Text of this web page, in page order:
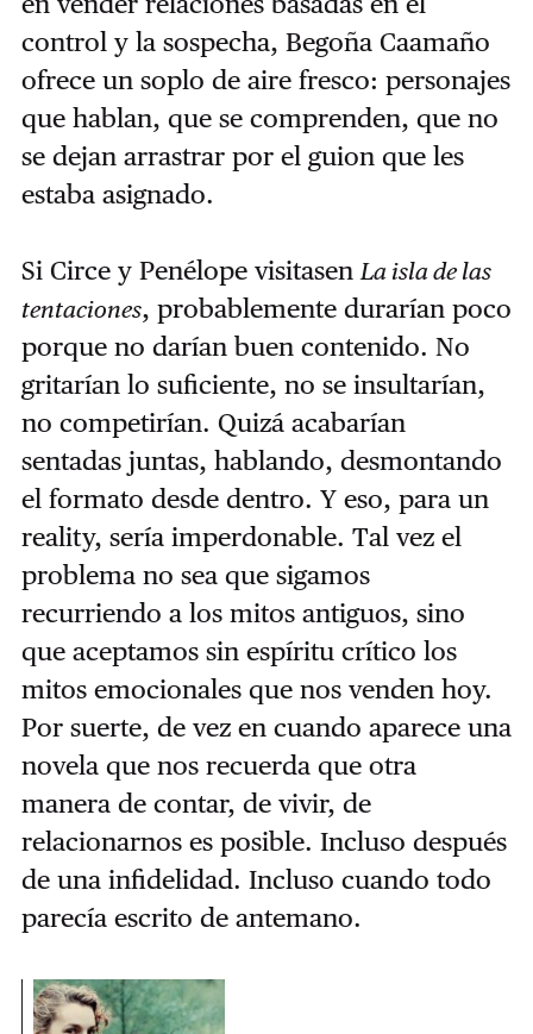
control y la sospecha, Begoña Caamaño
ofrece un soplo de aire fresco: personajes
que hablan, que se comprenden, que no
se dejan arrastrar por el guion que les
estaba asignado.
Si Circe y Penélope visitasen La isla de las
tentaciones, probablemente durarían poco
porque no darían buen contenido. No
gritarían lo suficiente, no se insultarían,
no competirían. Quizá acabarían
sentadas juntas, hablando, desmontando
el formato desde dentro. Y eso, para un
reality, sería imperdonable. Tal vez el
problema no sea que sigamos
recurriendo a los mitos antiguos, sino
que aceptamos sin espíritu crítico los
mitos emocionales que nos venden hoy.
Por suerte, de vez en cuando aparece una
novela que nos recuerda que otra
manera de contar, de vivir, de
relacionarnos es posible. Incluso después
de una infidelidad. Incluso cuando todo
parecía escrito de antemano.